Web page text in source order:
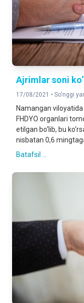
Ajrimlar soni
17/08/2021 • So'nggi
Namangan
FHDYO organlari
etilgan bo‘lib, bu
nisbatan 0,6
Batafsil ...